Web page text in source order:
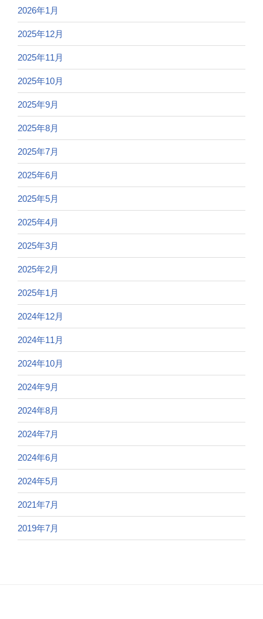
2026年1月
2025年12月
2025年11月
2025年10月
2025年9月
2025年8月
2025年7月
2025年6月
2025年5月
2025年4月
2025年3月
2025年2月
2025年1月
2024年12月
2024年11月
2024年10月
2024年9月
2024年8月
2024年7月
2024年6月
2024年5月
2021年7月
2019年7月